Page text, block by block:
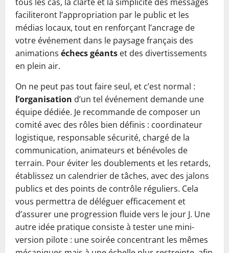
faciliteront l’appropriation par le public et les
médias locaux, tout en renforçant l’ancrage de
votre événement dans le paysage français des
animations échecs géants et des divertissements
en plein air.
On ne peut pas tout faire seul, et c’est normal :
l’organisation d’un tel événement demande une
équipe dédiée. Je recommande de composer un
comité avec des rôles bien définis : coordinateur
logistique, responsable sécurité, chargé de la
communication, animateurs et bénévoles de
terrain. Pour éviter les doublements et les retards,
établissez un calendrier de tâches, avec des jalons
publics et des points de contrôle réguliers. Cela
vous permettra de déléguer efficacement et
d’assurer une progression fluide vers le jour J. Une
autre idée pratique consiste à tester une mini-
version pilote : une soirée concentrant les mêmes